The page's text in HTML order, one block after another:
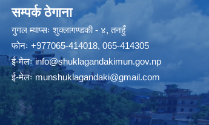
सम्पर्क ठेगाना
गुगल म्याप्सःशुक्लागण्डकी - ४, तनहुँ
फोनः +977065-414018, 065-414305
ई-मेलःinfo@shuklagandakimun.gov.np
ई-मेलःmunshuklagandaki@gmail.com